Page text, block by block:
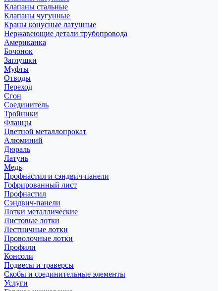
Клапаны стальные
Клапаны чугунные
Краны конусные латунные
Нержавеющие детали трубопровода
Американка
Бочонок
Заглушки
Муфты
Отводы
Переход
Сгон
Соединитель
Тройники
Фланцы
Цветной металлопрокат
Алюминий
Дюраль
Латунь
Медь
Профнастил и сэндвич-панели
Гофрированный лист
Профнастил
Сэндвич-панели
Лотки металлические
Листовые лотки
Лестничные лотки
Проволочные лотки
Профили
Консоли
Подвесы и траверсы
Скобы и соединительные элементы
Услуги